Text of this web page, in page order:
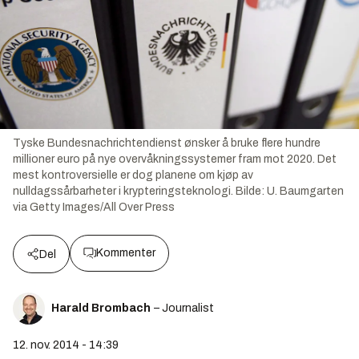
Tyske Bundesnachrichtendienst ønsker å bruke flere hundre
millioner euro på nye overvåkningssystemer fram mot 2020. Det
mest kontroversielle er dog planene om kjøp av
nulldagssårbarheter i krypteringsteknologi. Bilde: U. Baumgarten
via Getty Images/All Over Press
Del Kommenter
Harald Brombach – Journalist
12. nov. 2014 - 14:39